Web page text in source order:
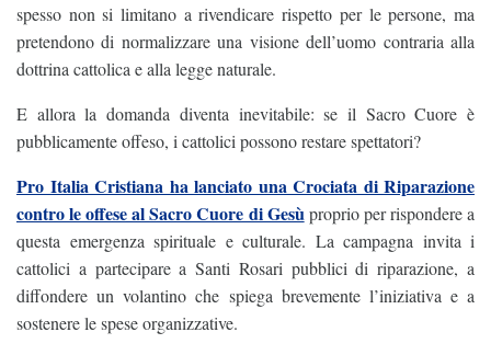
spesso non si limitano a rivendicare rispetto per le persone, ma
pretendono di normalizzare una visione dell’uomo contraria alla
dottrina cattolica e alla legge naturale.
E allora la domanda diventa inevitabile: se il Sacro Cuore è
pubblicamente offeso, i cattolici possono restare spettatori?
Pro Italia Cristiana ha lanciato una Crociata di Riparazione
contro le offese al Sacro Cuore di Gesù proprio per rispondere a
questa emergenza spirituale e culturale. La campagna invita i
cattolici a partecipare a Santi Rosari pubblici di riparazione, a
diffondere un volantino che spiega brevemente l’iniziativa e a
sostenere le spese organizzative.